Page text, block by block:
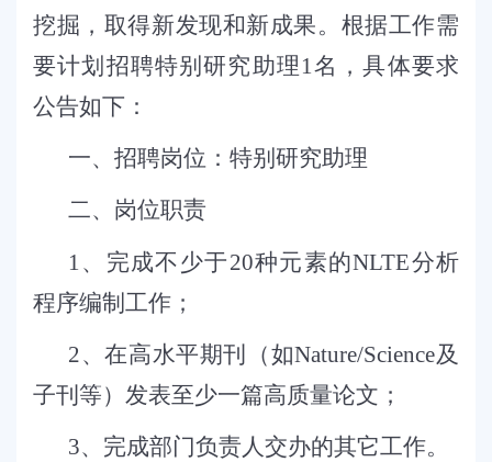
挖掘，取得新发现和新成果。 根据工作需
要计划招聘特别研究助理 1名，具体要求
公告如下：
一、招聘岗位： 特别研究助理
二、岗位职责
1、完成不少于20种元素的NLTE分析
程序编制工作；
2、在高水平期刊（如Nature/Science及
子刊等）发表至少一篇高质量论文；
3、完成部门负责人交办的其它工作。